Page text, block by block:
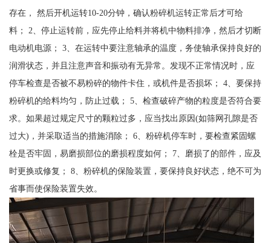
存在， 然后开机运转10-20分钟，确认粉碎机运转正常后才可给
料； 2、停止运转前，应先停止给料并将机中物料排净，然后才切断
电动机电源； 3、在运转中要注意轴承的温度，务使轴承保持良好的
润滑状态，并且注意声音和振动有无异常。发现不正常情况时，应
停车检查是否被不易粉碎的物件卡住，或机件是否损坏； 4、要保持
粉碎机的给料均匀，防止过载； 5、检查破碎产物的粒度是否符合要
求。如果超过规定尺寸的颗粒过多，应当找出原因(如筛网孔隙是否
过大)，并采取适当的措施消除； 6、粉碎机停车时，要检查紧固螺
栓是否牢固，易磨损部位的磨损程度如何； 7、磨损了的部件，应及
时更换或修复； 8、粉碎机的保险装置，要保持良好状态，绝不可为
省事而使保险装置失效。